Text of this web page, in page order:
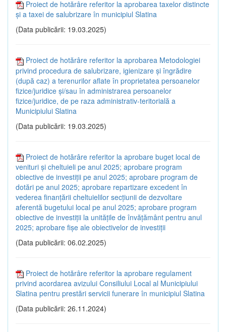
Proiect de hotărâre referitor la aprobarea taxelor distincte
și a taxei de salubrizare în municipiul Slatina
(Data publicării: 19.03.2025)
Proiect de hotărâre referitor la aprobarea Metodologiei
privind procedura de salubrizare, igienizare și îngrădire
(după caz) a terenurilor aflate în proprietatea persoanelor
fizice/juridice și/sau în administrarea persoanelor
fizice/juridice, de pe raza administrativ-teritorială a
Municipiului Slatina
(Data publicării: 19.03.2025)
Proiect de hotărâre referitor la aprobare buget local de
venituri și cheltuieli pe anul 2025; aprobare program
obiective de investiții pe anul 2025; aprobare program de
dotări pe anul 2025; aprobare repartizare excedent în
vederea finanțării cheltuielilor secțiunii de dezvoltare
aferentă bugetului local pe anul 2025; aprobare program
obiective de investiții la unitățile de învățământ pentru anul
2025; aprobare fișe ale obiectivelor de investiții
(Data publicării: 06.02.2025)
Proiect de hotărâre referitor la aprobare regulament
privind acordarea avizului Consiliului Local al Municipiului
Slatina pentru prestări servicii funerare în municipiul Slatina
(Data publicării: 26.11.2024)